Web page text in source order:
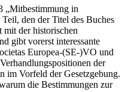
„Mitbestimmung in
den der Titel des Buches
der historischen
gibt vorerst interessante
Europea-(SE-)VO und
der
im Vorfeld der Gesetzgebung.
die Bestimmungen zur